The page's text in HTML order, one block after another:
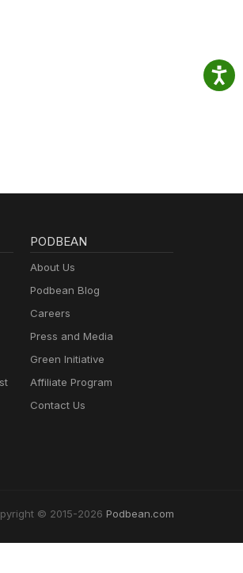
PODBEAN
About Us
Podbean Blog
Careers
Press and Media
Green Initiative
Affiliate Program
Contact Us
© 2015-2026 Podbean.com